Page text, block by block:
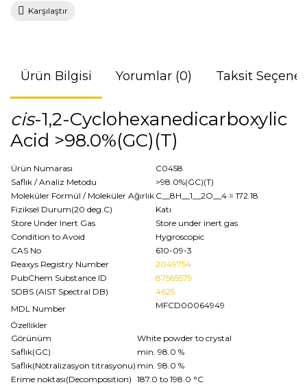
Karşılaştır
Ürün Bilgisi Yorumlar (0) Taksit
cis-1,2-Cyclohexanedicarboxylic
Acid >98.0%(GC)(T)
Ürün Numarası
C0458
Saflık / Analiz Metodu
>98.0%(GC)(T)
Moleküler Formül / Moleküler Ağırlık C__8H__1__2O__4 = 172.18
Fiziksel Durum(20 deg.C)
Katı
Store Under Inert Gas
Store under inert gas
Condition to Avoid
Hygroscopic
CAS No
610-09-3
Reaxys Registry Number
2049754
PubChem Substance ID
87565579
SDBS (AIST Spectral DB)
4625
MDL Number
MFCD00064949
Özellikler
Görünüm
White powder to crystal
Saflık(GC)
min. 98.0 %
Saflık(Nötralizasyon titrasyonu) min. 98.0 %
Erime noktası(Decomposition) 187.0 to 198.0 °C